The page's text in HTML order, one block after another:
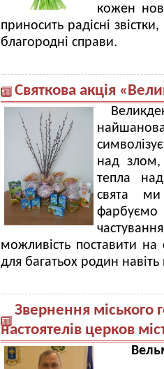
кожен
приносить радісні
благородні справи.
Святкова акція
над злом,
тепла
свята ми
можливість поставити на
для багатьох родин
Звернення міського
настоятелів церков